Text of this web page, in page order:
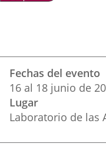
del
evento
Fechas del evento
16 al 18 junio de
Lugar
Laboratorio de las